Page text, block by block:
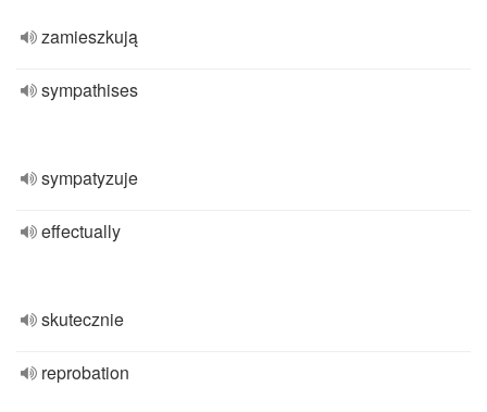
zamieszkują
sympathises
sympatyzuje
effectually
skutecznie
reprobation